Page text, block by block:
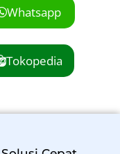
Whatsapp
Tokopedia